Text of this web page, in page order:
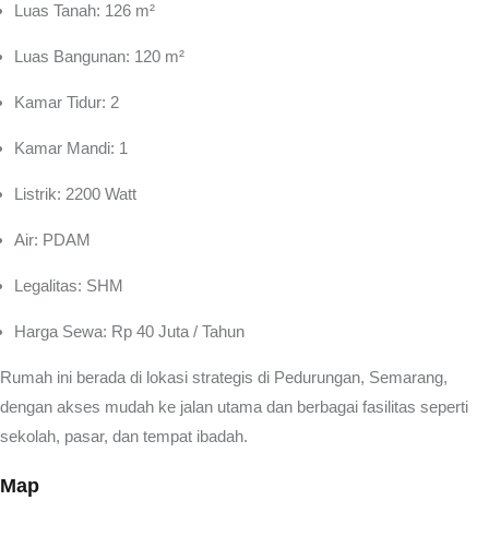
Luas Tanah: 126 m²
Luas Bangunan: 120 m²
Kamar Tidur: 2
Kamar Mandi: 1
Listrik: 2200 Watt
Air: PDAM
Legalitas: SHM
Harga Sewa: Rp 40 Juta / Tahun
Rumah ini berada di lokasi strategis di Pedurungan, Semarang,
dengan akses mudah ke jalan utama dan berbagai fasilitas seperti
sekolah, pasar, dan tempat ibadah.
Map